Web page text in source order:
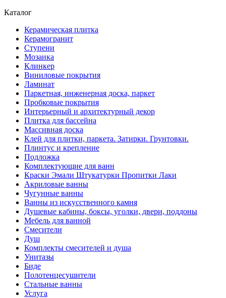
Каталог
Керамическая плитка
Керамогранит
Ступени
Мозаика
Клинкер
Виниловые покрытия
Ламинат
Паркетная, инженерная доска, паркет
Пробковые покрытия
Интерьерный и архитектурный декор
Плитка для бассейна
Массивная доска
Клей для плитки, паркета. Затирки. Грунтовки.
Плинтус и крепление
Подложка
Комплектующие для ванн
Краски Эмали Штукатурки Пропитки Лаки
Акриловые ванны
Чугунные ванны
Ванны из искусственного камня
Душевые кабины, боксы, уголки, двери, поддоны
Мебель для ванной
Смесители
Душ
Комплекты смесителей и душа
Унитазы
Биде
Полотенцесушители
Стальные ванны
Услуга